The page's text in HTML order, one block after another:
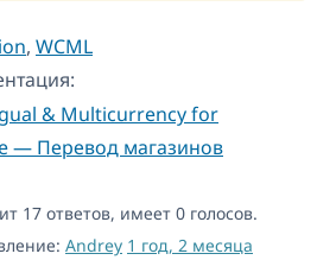
, WCML
& Multicurrency for
— Перевод магазинов
17 ответов, имеет 0 голосов.
Andrey 1 год, 2 месяца